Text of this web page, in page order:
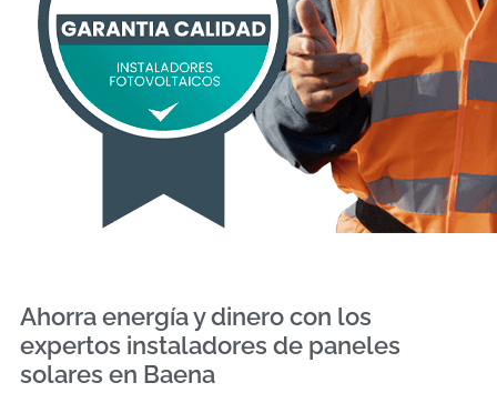
Ahorra energía y dinero con los
expertos instaladores de paneles
solares en Baena